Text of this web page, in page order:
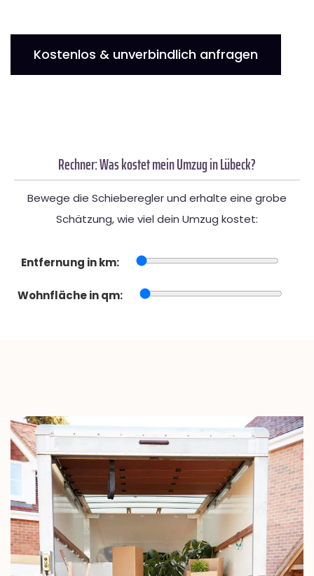
Kostenlos & unverbindlich anfragen
Rechner: Was kostet mein Umzug in Lübeck?
Bewege die Schieberegler und erhalte eine grobe
Schätzung, wie viel dein Umzug kostet:
Entfernung in km:
Wohnfläche in qm: